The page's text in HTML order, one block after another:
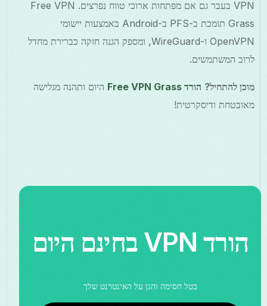
VPN בעבר גם אם מפתחות ארוכי טווח נפרצים. Free VPN
Grass תומכת ב-PFS ב-Android באמצעות יישומי
OpenVPN ו-WireGuard, ומספק הגנה חזקה כברירת מחדל
לרוב המשתמשים.
מוכן להתחיל? הורד Free VPN Grass
היום ותהנה מגלישה
מאובטחת ודיסקרטית!
הורד VPN בחינם היום
בטל חסימה והגן על האינטרנט שלך